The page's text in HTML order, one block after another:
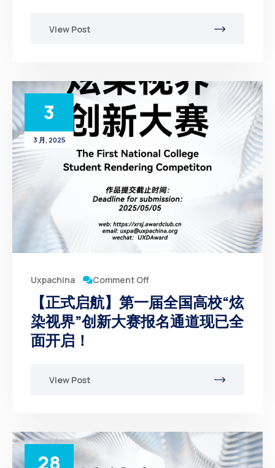
View Post
3
3 月, 2025
Uxpachina Comment Off
【正式启航】第一届全国高校“炫
染视界”创新大赛报名通道现已全
面开启！
View Post
28